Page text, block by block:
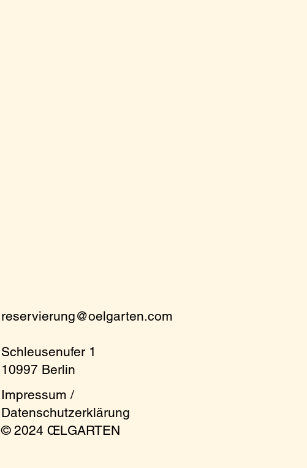
reservierung@oelgarten.com
Schleusenufer 1
10997 Berlin
Impressum /
Datenschutzerklärung
© 2024 ŒLGARTEN